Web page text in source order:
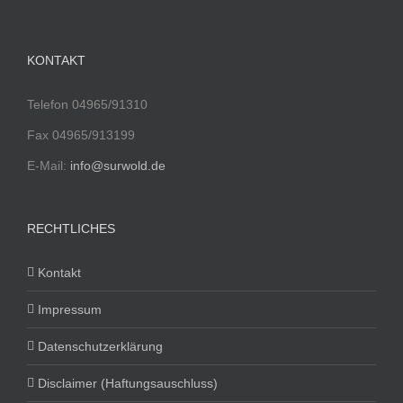
KONTAKT
Telefon 04965/91310
Fax 04965/913199
E-Mail: info@surwold.de
RECHTLICHES
Kontakt
Impressum
Datenschutzerklärung
Disclaimer (Haftungsauschluss)